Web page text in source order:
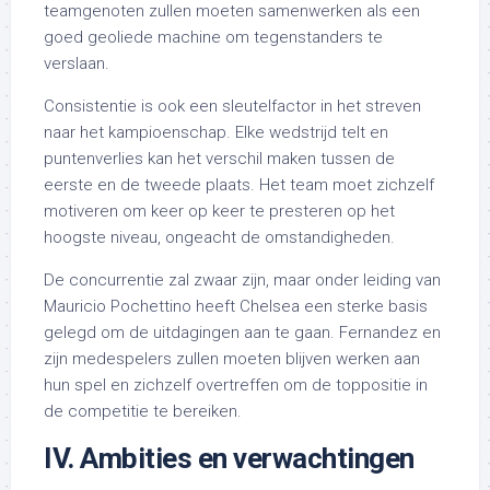
teamgenoten zullen moeten samenwerken als een
goed geoliede machine om tegenstanders te
verslaan.
Consistentie is ook een sleutelfactor in het streven
naar het kampioenschap. Elke wedstrijd telt en
puntenverlies kan het verschil maken tussen de
eerste en de tweede plaats. Het team moet zichzelf
motiveren om keer op keer te presteren op het
hoogste niveau, ongeacht de omstandigheden.
De concurrentie zal zwaar zijn, maar onder leiding van
Mauricio Pochettino heeft Chelsea een sterke basis
gelegd om de uitdagingen aan te gaan. Fernandez en
zijn medespelers zullen moeten blijven werken aan
hun spel en zichzelf overtreffen om de toppositie in
de competitie te bereiken.
IV. Ambities en verwachtingen